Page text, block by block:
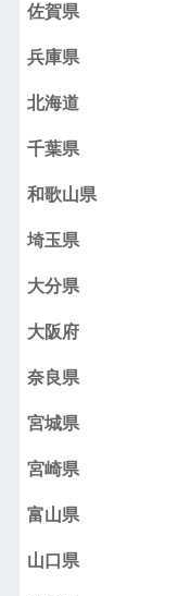
佐賀県
兵庫県
北海道
千葉県
和歌山県
埼玉県
大分県
大阪府
奈良県
宮城県
宮崎県
富山県
山口県